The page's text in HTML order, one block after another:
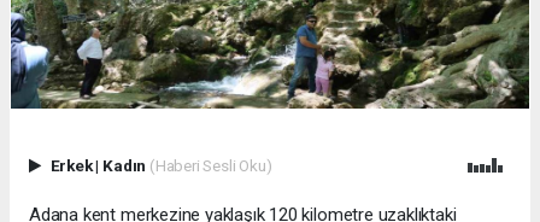
Erkek| Kadın (Haberi Sesli Oku)
Adana kent merkezine yaklaşık 120 kilometre uzaklıktaki